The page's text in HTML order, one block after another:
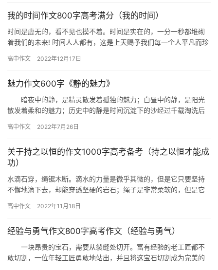
我的时间作文800字高考满分（我的时间）
时间是虚无的，看不见也摸不着。时间是实在的，一分一秒都堆砌
着我们的未来! 时间人人都有，这是上天赐予我们每一个人平凡而珍
短…
高中作文 2022年12月17日
魅力作文600字《静的魅力》
暗夜中的静，是精灵散发着孤独的魅力；白昼中的静，是阳光
散发着柔和的魅力；历史中的静是时间沉淀下的沙经过千载淘洗后
浇愁…
高中作文 2022年7月26日
关于持之以恒的作文1000字高考备考（持之以恒才能成
功）
水滴石穿，绳锯木断。滴水的力量是微乎其微的，但是它只要坚持
不懈地滴下去，却能穿透坚硬的岩石；绳子是非常柔软的，但是它
成功，…
高中作文 2022年11月18日
经验与勇气作文800字高考作文（经验与勇气）
一块昂贵的宝石，需要从裂缝处切开。富有经验的老工匠都不
敢切割，一位年轻工匠勇敢地站出，并且将这宝石切割成为完美的